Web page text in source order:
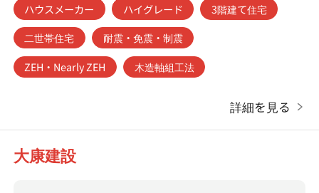
ハウスメーカー ハイグレード
3階建て住宅
二世帯住宅
耐震・免震・制震
ZEH・Nearly ZEH
木造軸組工法
詳細を見る
大康建設